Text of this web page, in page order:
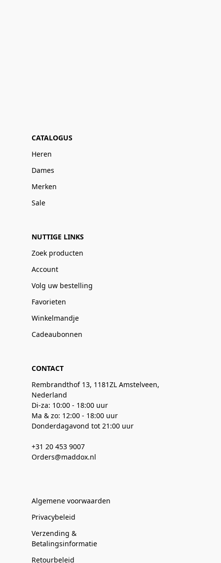
CATALOGUS
Heren
Dames
Merken
Sale
NUTTIGE LINKS
Zoek producten
Account
Volg uw bestelling
Favorieten
Winkelmandje
Cadeaubonnen
CONTACT
Rembrandthof 13, 1181ZL Amstelveen,
Nederland
Di-za: 10:00 - 18:00 uur
Ma & zo: 12:00 - 18:00 uur
Donderdagavond tot 21:00 uur
+31 20 453 9007
Orders@maddox.nl
Algemene voorwaarden
Privacybeleid
Verzending &
Betalingsinformatie
Retourbeleid